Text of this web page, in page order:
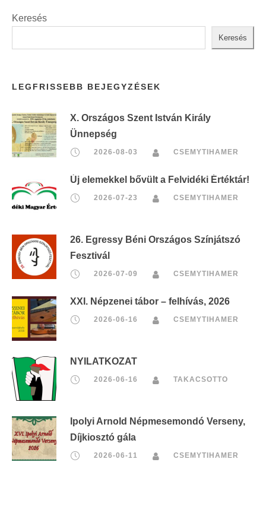
Keresés
Keresés
LEGFRISSEBB BEJEGYZÉSEK
X. Országos Szent István Király
Ünnepség
2026-08-03 CSEMYTIHAMER
Új elemekkel bővült a Felvidéki Értéktár!
2026-07-23 CSEMYTIHAMER
26. Egressy Béni Országos Színjátszó
Fesztivál
2026-07-09 CSEMYTIHAMER
XXI. Népzenei tábor – felhívás, 2026
2026-06-16 CSEMYTIHAMER
NYILATKOZAT
2026-06-16 TAKACSOTTO
Ipolyi Arnold Népmesemondó Verseny,
Díjkiosztó gála
2026-06-11 CSEMYTIHAMER